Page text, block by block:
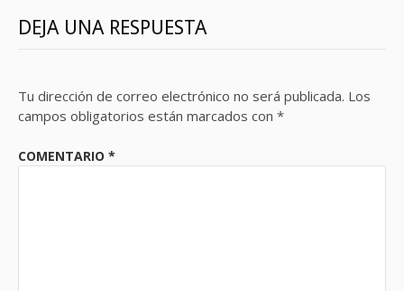
DEJA UNA RESPUESTA
Tu dirección de correo electrónico no será publicada. Los
campos obligatorios están marcados con *
COMENTARIO *